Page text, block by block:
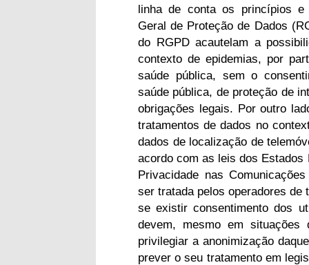
linha de conta os princípios e
Geral de Proteção de Dados
do RGPD acautelam a
contexto de epidemias, por
saúde pública, sem o
saúde pública, de proteção de
obrigações legais. Por outro
tratamentos de dados no
dados de localização de
acordo com as leis dos
Privacidade nas
ser tratada pelos operadores de
se existir consentimento dos
devem, mesmo em situações
privilegiar a anonimização
prever o seu tratamento em